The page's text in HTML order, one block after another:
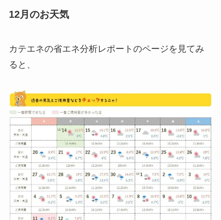
12月のお天気
カテエネの省エネ分析レポートのページを見てみ
ると、